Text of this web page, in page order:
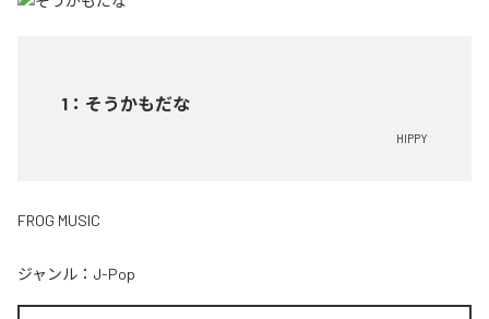
1 ： そうかもだな
HIPPY
FROG MUSIC
ジャンル： J-Pop